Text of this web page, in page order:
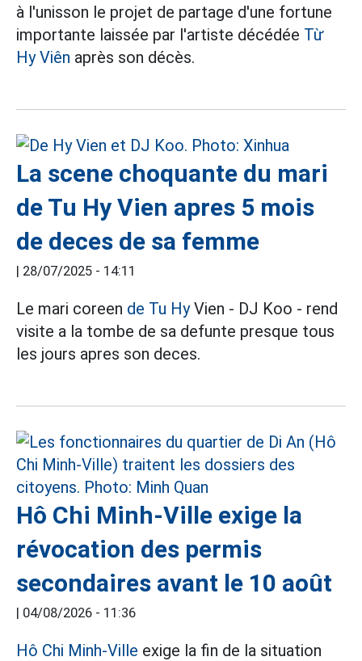
à l'unisson le projet de partage d'une fortune
importante laissée par l'artiste décédée Từ
Hy Viên après son décès.
La scene choquante du mari
de Tu Hy Vien apres 5 mois
de deces de sa femme
| 28/07/2025 - 14:11
Le mari coreen de Tu HyVien - DJ Koo - rend
visite a la tombe de sa defunte presque tous
les jours apres son deces.
Hô Chi Minh-Ville exige la
révocation des permis
secondaires avant le 10 août
| 04/08/2026 - 11:36
Hô Chi Minh-Ville exige la fin de la situation